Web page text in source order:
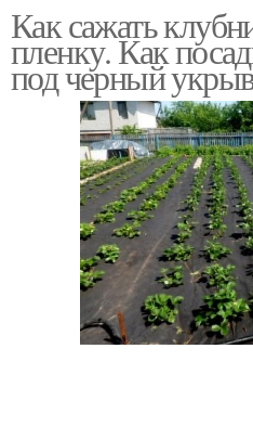
агроволокне
Клубники под черное
агроволокно
Как сажать
пленку. Как
под черный